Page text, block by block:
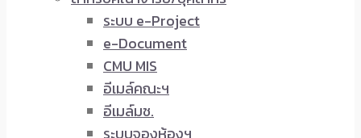
ระบบ e-Project
e-Document
CMU MIS
อีเมล์คณะฯ
อีเมล์มช.
ระบบจองห้องฯ